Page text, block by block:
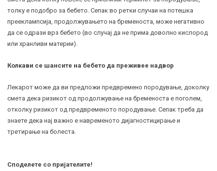
толку е подобро за бебето. Сепак во ретки случаи на потешка
прееклампсија, продолжувањето на бременоста, може негативно
да се одрази врз бебето (во случај да не прима доволно кислород
или хранливи материи).
Колкави се шансите на бебето да преживее надвор
Лекарот може да ви предложи предвремено породување, доколку
смета дека ризикот од продолжување на бременоста е поголем,
отколку ризикот од предвременото породување. Сепак треба да
знаете дека нај важно е навременото дијагностицирање и
третирање на болеста.
Споделете со пријателите!